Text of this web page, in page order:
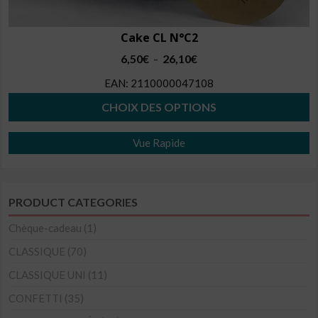
Cake CL N°C2
6,50€ – 26,10€
prix :
6,50€
à
EAN: 2110000047108
CHOIX DES OPTIONS
Ce
variations.
Les
options
être
choisies
Vue Rapide
PRODUCT CATEGORIES
Chèque-cadeau (1)
CLASSIQUE (70)
CLASSIQUE UNI (11)
CONFETTI (35)